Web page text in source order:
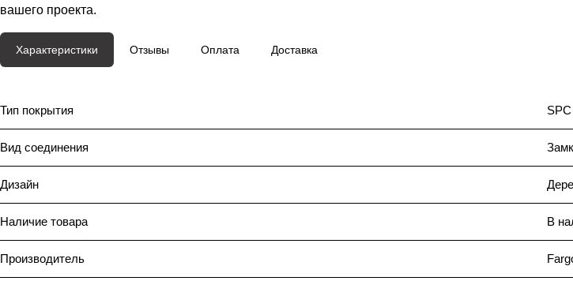
вашего проекта.
Характеристики Отзывы Оплата Доставка
Тип покрытия SPC
Вид соединения
Дизайн
Наличие товара В
Производитель